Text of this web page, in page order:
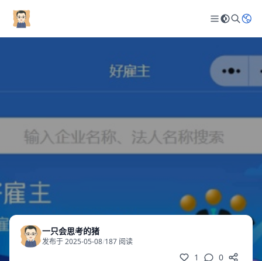
一只会思考的猪
发布于 2025-05-08/187 阅读
1 0